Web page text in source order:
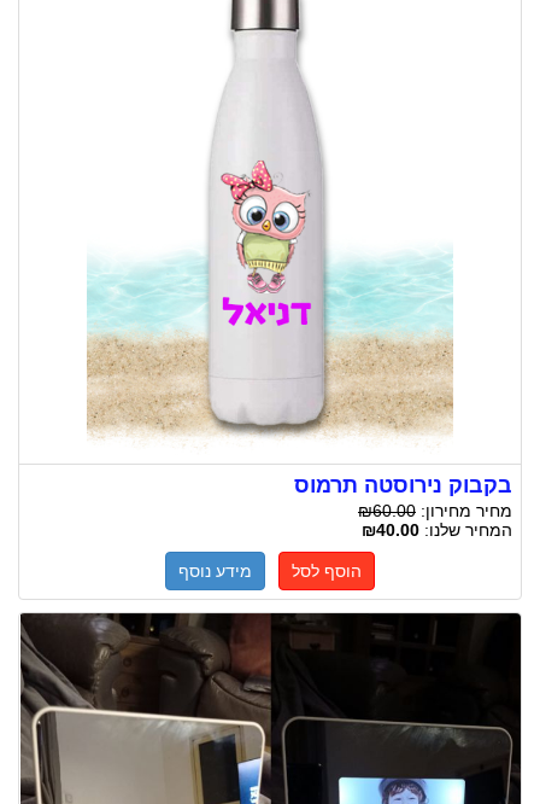
בקבוק נירוסטה תרמוס
מחיר מחירון: ₪60.00
המחיר שלנו: ₪40.00
הוסף לסל מידע נוסף